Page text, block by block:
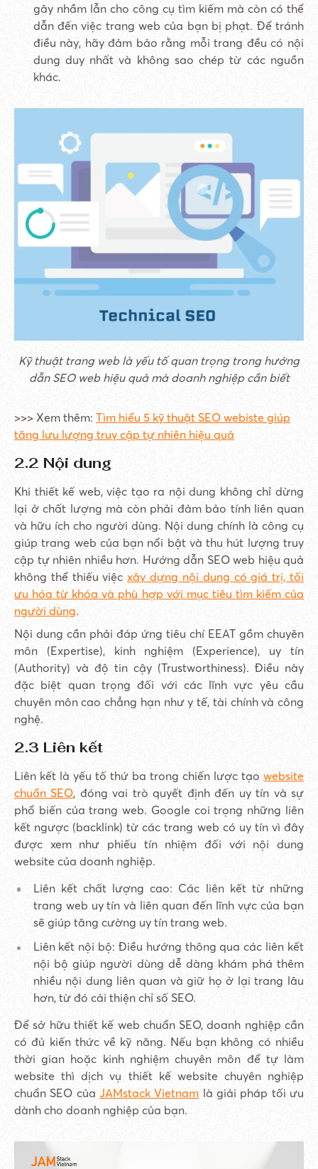
gây nhầm lẫn cho công cụ tìm kiếm mà còn có thể
dẫn đến việc trang web của bạn bị phạt. Để tránh
điều này, hãy đảm bảo rằng mỗi trang đều có nội
dung duy nhất và không sao chép từ các nguồn
khác.
Kỹ thuật trang web là yếu tố quan trọng trong hướng
dẫn SEO web hiệu quả mà doanh nghiệp cần biết
>>> Xem thêm: Tìm hiểu 5 kỹ thuật SEO webiste giúp
tăng lưu lượng truy cập tự nhiên hiệu quả
2.2 Nội dung
Khi thiết kế web, việc tạo ra nội dung không chỉ dừng
lại ở chất lượng mà còn phải đảm bảo tính liên quan
và hữu ích cho người dùng. Nội dung chính là công cụ
giúp trang web của bạn nổi bật và thu hút lượng truy
cập tự nhiên nhiều hơn. Hướng dẫn SEO web hiệu quả
không thể thiếu việcxây dựng nội dung có giá trị, tối
ưu hóa từ khóa và phù hợp với mục tiêu tìm kiếm của
người dùng.
Nội dung cần phải đáp ứng tiêu chí EEAT gồm chuyên
môn (Expertise), kinh nghiệm (Experience), uy tín
(Authority) và độ tin cậy (Trustworthiness). Điều này
đặc biệt quan trọng đối với các lĩnh vực yêu cầu
chuyên môn cao chẳng hạn như y tế, tài chính và công
nghệ.
2.3 Liên kết
Liên kết là yếu tố thứ ba trong chiến lược tạo website
chuẩn SEO, đóng vai trò quyết định đến uy tín và sự
phổ biến của trang web. Google coi trọng những liên
kết ngược (backlink) từ các trang web có uy tín vì đây
được xem như phiếu tín nhiệm đối với nội dung
website của doanh nghiệp.
Liên kết chất lượng cao: Các liên kết từ những
trang web uy tín và liên quan đến lĩnh vực của bạn
sẽ giúp tăng cường uy tín trang web.
Liên kết nội bộ: Điều hướng thông qua các liên kết
nội bộ giúp người dùng dễ dàng khám phá thêm
nhiều nội dung liên quan và giữ họ ở lại trang lâu
hơn, từ đó cải thiện chỉ số SEO.
Để sở hữu thiết kế web chuẩn SEO, doanh nghiệp cần
có đủ kiến thức về kỹ năng. Nếu bạn không có nhiều
thời gian hoặc kinh nghiệm chuyên môn để tự làm
website thì dịch vụ thiết kế website chuyên nghiệp
chuẩn SEO của JAMstack Vietnamlà giải pháp tối ưu
dành cho doanh nghiệp của bạn.